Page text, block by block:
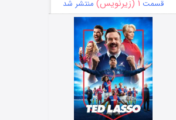
قسمت ۱ (زیرنویس) منتشر شد